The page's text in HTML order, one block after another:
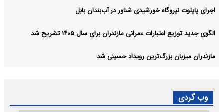
اجرای پایلوت نیروگاه خورشیدی شناور در آب‌بندان بابل
الگوی جدید توزیع اعتبارات عمرانی مازندران برای سال ۱۴۰۵ تشریح شد
مازندران میزبان بزرگ‌ترین رویداد حسینی شد
وب گردی